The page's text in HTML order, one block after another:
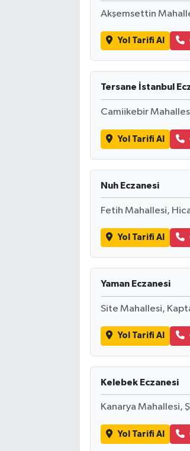
Akşemsettin
Yol Tarifi Al
Tersane İstanbul
Camiikebir
Yol Tarifi Al
Nuh Eczanesi
Fetih Mahallesi,
Yol Tarifi Al
Yaman Eczanesi
Site Mahallesi,
Yol Tarifi Al
Kelebek Eczanesi
Kanarya Mahallesi,
Yol Tarifi Al